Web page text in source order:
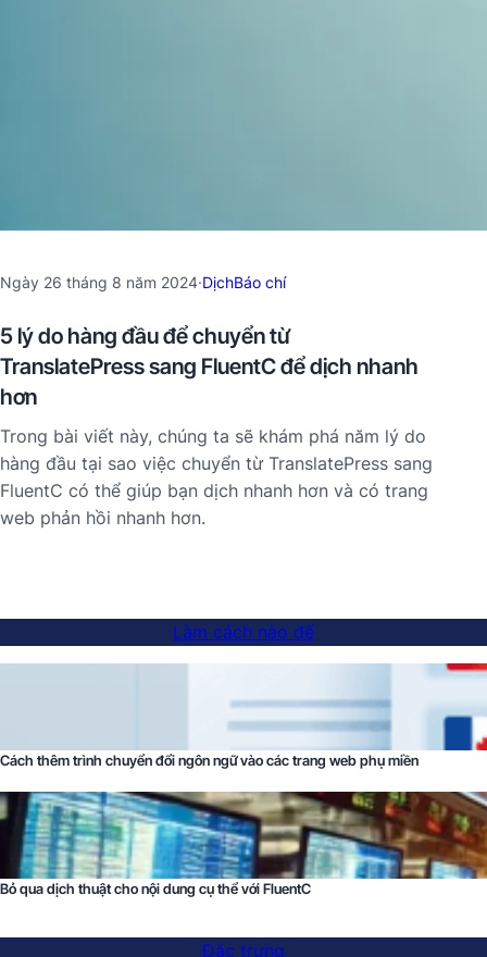
Ngày 26 tháng 8 năm 2024·DịchBáo chí
5 lý do hàng đầu để chuyển từ
TranslatePress sang FluentC để dịch nhanh
hơn
Trong bài viết này, chúng ta sẽ khám phá năm lý do
hàng đầu tại sao việc chuyển từ TranslatePress sang
FluentC có thể giúp bạn dịch nhanh hơn và có trang
web phản hồi nhanh hơn.
Làm cách nào để
Cách thêm trình chuyển đổi ngôn ngữ vào các trang web phụ miền
Bỏ qua dịch thuật cho nội dung cụ thể với FluentC
Đặc trưng